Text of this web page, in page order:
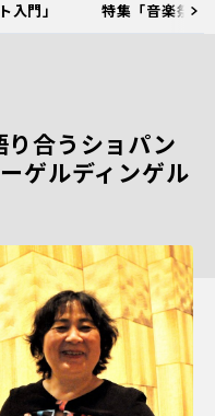
入門」 特集「音楽祭
り合うショパン
ゲルディンゲル